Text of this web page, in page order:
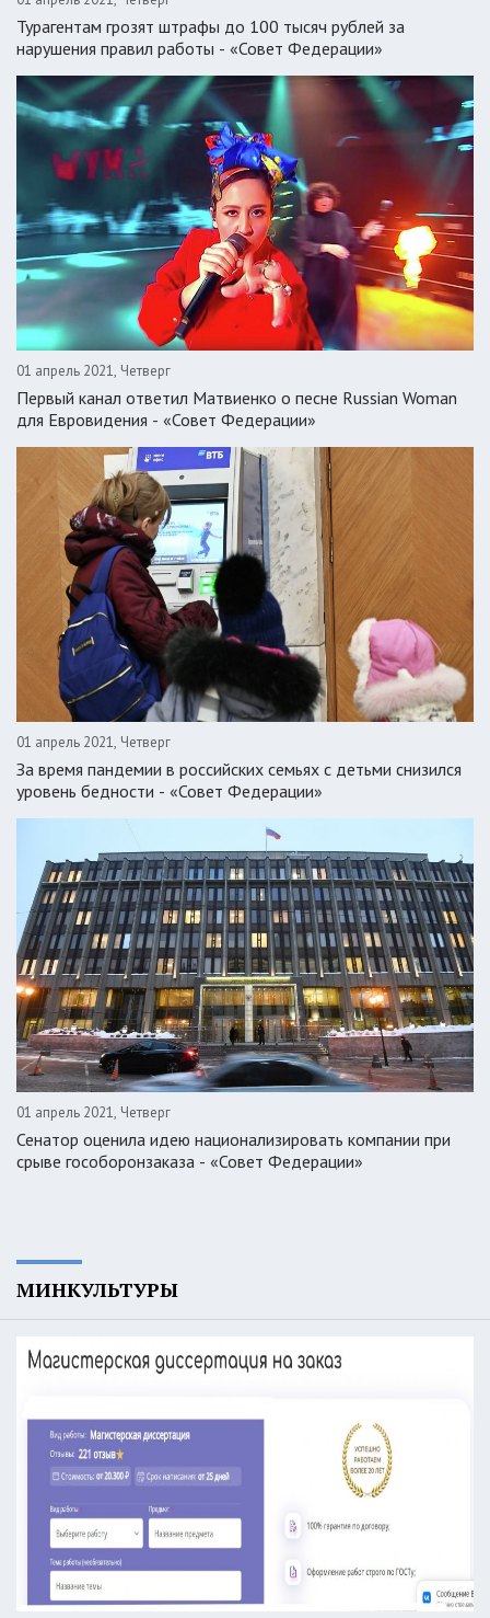
Турагентам грозят штрафы до 100 тысяч рублей за
нарушения правил работы - «Совет Федерации»
01 апрель 2021, Четверг
Первый канал ответил Матвиенко о песне Russian Woman
для Евровидения - «Совет Федерации»
01 апрель 2021, Четверг
За время пандемии в российских семьях с детьми снизился
уровень бедности - «Совет Федерации»
01 апрель 2021, Четверг
Сенатор оценила идею национализировать компании при
срыве гособоронзаказа - «Совет Федерации»
МИНКУЛЬТУРЫ